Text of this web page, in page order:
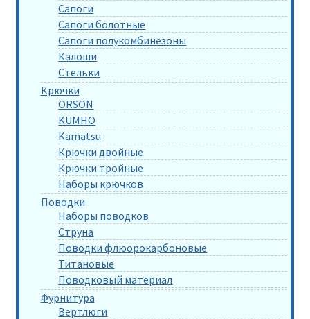
Сапоги
Сапоги болотные
Сапоги полукомбинезоны
Калоши
Стельки
Крючки
ORSON
KUMHO
Kamatsu
Крючки двойные
Крючки тройные
Наборы крючков
Поводки
Наборы поводков
Струна
Поводки флюорокарбоновые
Титановые
Поводковый материал
Фурнитура
Вертлюги